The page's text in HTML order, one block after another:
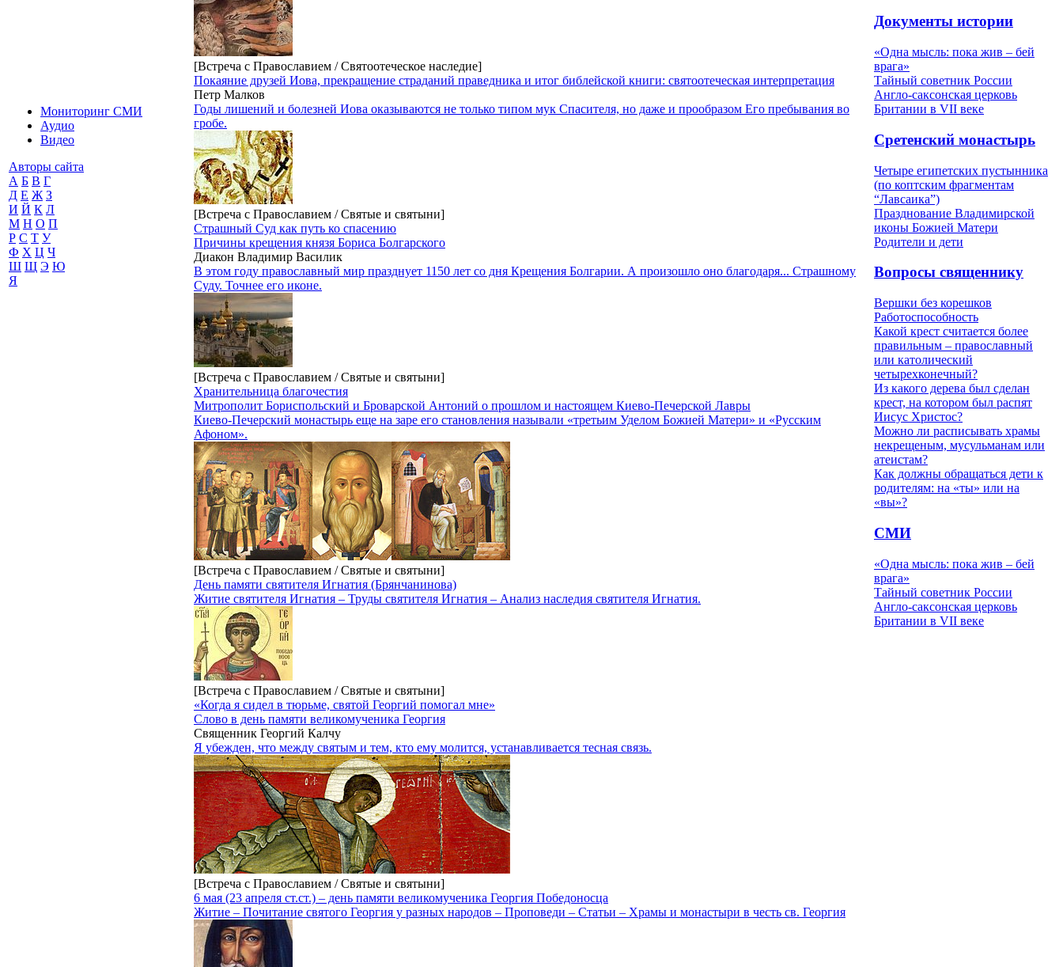
Мониторинг СМИ
Аудио
Видео
Авторы сайта
А Б В Г
Д Е Ж З
И Й К Л
М Н О П
Р С Т У
Ф Х Ц Ч
Ш Щ Э Ю
Я
[Встреча с Православием / Святоотеческое наследие]
Покаяние друзей Иова, прекращение страданий праведника и итог библейской книги: святоотеческая интерпретация
Петр Малков
Годы лишений и болезней Иова оказываются не только типом мук Спасителя, но даже и прообразом Его пребывания во
гробе.
[Встреча с Православием / Святые и святыни]
Страшный Суд как путь ко спасению
Причины крещения князя Бориса Болгарского
Диакон Владимир Василик
В этом году православный мир празднует 1150 лет со дня Крещения Болгарии. А произошло оно благодаря... Страшному
Суду. Точнее его иконе.
[Встреча с Православием / Святые и святыни]
Хранительница благочестия
Митрополит Бориспольский и Броварской Антоний о прошлом и настоящем Киево-Печерской Лавры
Киево-Печерский монастырь еще на заре его становления называли «третьим Уделом Божией Матери» и «Русским
Афоном».
[Встреча с Православием / Святые и святыни]
День памяти святителя Игнатия (Брянчанинова)
Житие святителя Игнатия – Труды святителя Игнатия – Анализ наследия святителя Игнатия.
[Встреча с Православием / Святые и святыни]
«Когда я сидел в тюрьме, святой Георгий помогал мне»
Слово в день памяти великомученика Георгия
Священник Георгий Калчу
Я убежден, что между святым и тем, кто ему молится, устанавливается тесная связь.
[Встреча с Православием / Святые и святыни]
6 мая (23 апреля ст.ст.) – день памяти великомученика Георгия Победоносца
Житие – Почитание святого Георгия у разных народов – Проповеди – Статьи – Храмы и монастыри в честь св. Георгия
Документы истории
«Одна мысль: пока жив – бей
врага»
Тайный советник России
Англо-саксонская церковь
Британии в VII веке
Сретенский монастырь
Четыре египетских пустынника
(по коптским фрагментам
“Лавсаика”)
Празднование Владимирской
иконы Божией Матери
Родители и дети
Вопросы священнику
Вершки без корешков
Работоспособность
Какой крест считается более
правильным – православный
или католический
четырехконечный?
Из какого дерева был сделан
крест, на котором был распят
Иисус Христос?
Можно ли расписывать храмы
некрещеным, мусульманам или
атеистам?
Как должны обращаться дети к
родителям: на «ты» или на
«вы»?
СМИ
«Одна мысль: пока жив – бей
врага»
Тайный советник России
Англо-саксонская церковь
Британии в VII веке